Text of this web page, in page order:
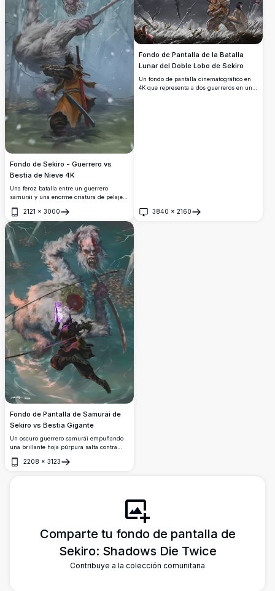
Fondo de Sekiro - Guerrero vs
Bestia de Nieve 4K
Una feroz batalla entre un guerrero
samurái y una enorme criatura de pelaje
blanco en un bosque nevado.
Impresionante arte digital con detalle
cinematográfico, perfecto para los
fanáticos de Sekiro: Shadows Die Twice.
2121 × 3000
Abrir
Fondo de Pantalla de la Batalla
Lunar del Doble Lobo de Sekiro
Un fondo de pantalla cinematográfico en
4K que representa a dos guerreros en un
3840 × 2160
Abrir
Fondo de Pantalla de Samurái de
Sekiro vs Bestia Gigante
Un oscuro guerrero samurái empuñando
una brillante hoja púrpura salta contra
una enorme criatura monstruosa de pelaje
blanco en un bosque místico.
2208 × 3123
Abrir
Comparte tu fondo de pantalla de
Sekiro: Shadows Die Twice
Contribuye a la colección comunitaria